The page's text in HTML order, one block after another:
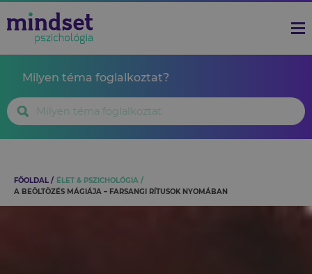
Milyen téma foglalkoztat?
FŐOLDAL
ÉLET & PSZICHOLÓGIA
A BEÖLTÖZÉS MÁGIÁJA – FARSANGI RÍTUSOK NYOMÁBAN